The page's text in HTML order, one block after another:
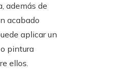
además de
acabado
aplicar un
pintura
ellos.